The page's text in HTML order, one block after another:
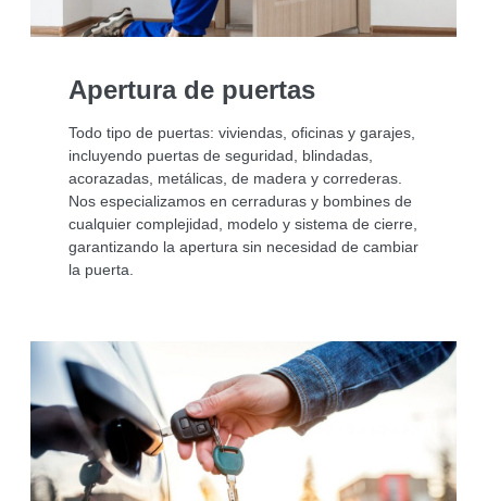
Apertura de puertas
Todo tipo de puertas: viviendas, oficinas y garajes,
incluyendo puertas de seguridad, blindadas,
acorazadas, metálicas, de madera y correderas.
Nos especializamos en cerraduras y bombines de
cualquier complejidad, modelo y sistema de cierre,
garantizando la apertura sin necesidad de cambiar
la puerta.